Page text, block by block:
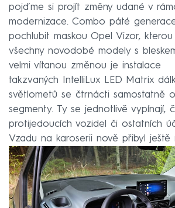
pojďme si projít změny udané v
modernizace. Combo páté
pochlubit maskou Opel Vizor,
všechny novodobé modely s
velmi vítanou změnou je instalace
takzvaných IntelliLux LED Matrix
světlometů se čtrnácti samostatně
segmenty. Ty se jednotlivě vypínají,
protijedoucích vozidel či ostatních
Vzadu na karoserii nově přibyl ještě